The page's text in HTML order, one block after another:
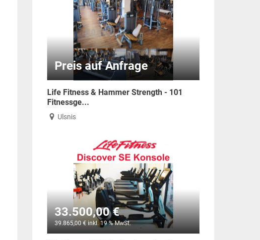
Preis auf Anfrage
Life Fitness & Hammer Strength - 101
Fitnessge...
Ulsnis
33.500,00 €
39.865,00 € inkl. 19 % MwSt.